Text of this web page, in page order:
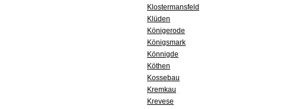
Klostermansfeld
Klüden
Königerode
Königsmark
Könnigde
Köthen
Kossebau
Kremkau
Krevese